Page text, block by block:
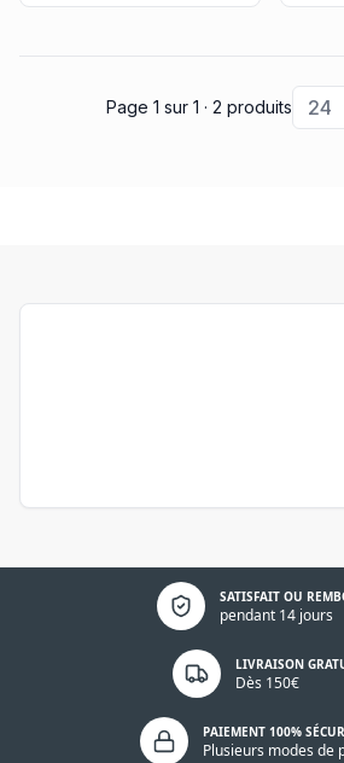
Page 1 sur 1 · 2 produits
SATISFAIT OU
pendant 14 jours
Politique de confidentialité
LIVRAISON
Dès 150€
PAIEMENT 100%
Plusieurs modes de